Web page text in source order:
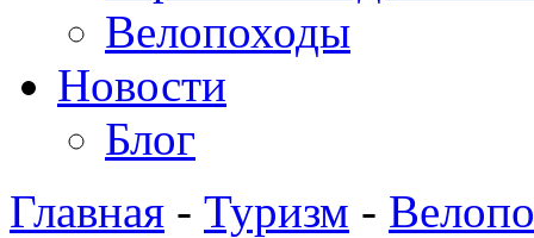
Велопоходы
Новости
Блог
Главная - Туризм -